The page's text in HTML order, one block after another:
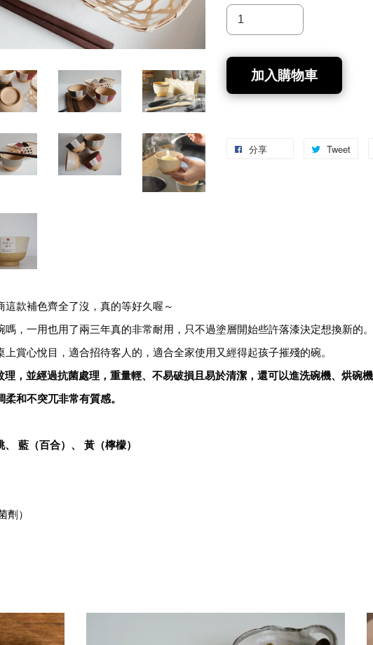
加入購物車
分享 Tweet
款補色齊全了沒，真的等好久喔～
，一用也用了兩三年真的非常耐用，只不過塗層開始些許落漆決定想換新的。
賞心悅目，適合招待客人的，適合全家使用又經得起孩子摧殘的碗。
，並經過抗菌處理，重量輕、不易破損且易於清潔，還可以進洗碗機、烘碗
和不突兀非常有質感。
藍（百合）、 黃（檸檬）
）